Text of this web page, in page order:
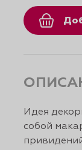
Идея
собой